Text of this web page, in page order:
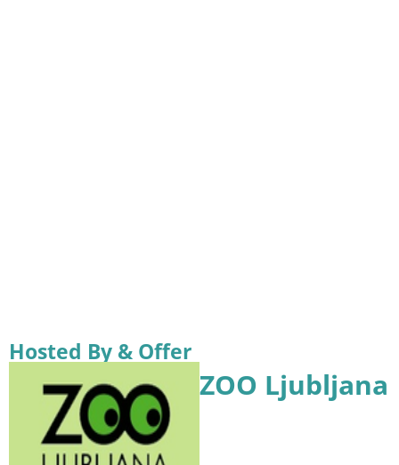
Hosted By & Offer
ZOO Ljubljana